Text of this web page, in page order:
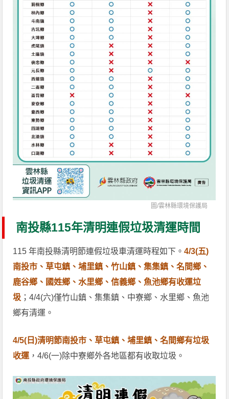
圖/雲林縣環境保護局
南投縣115年清明連假垃圾清運時間
115 年南投縣清明節連假垃圾車清運時程如下。4/3(五)
南投市、草屯鎮、埔里鎮、竹山鎮、集集鎮、名間鄉、
鹿谷鄉、國姓鄉、水里鄉、信義鄉、魚池鄉有收運垃
圾 ；4/4(六)僅竹山鎮、集集鎮、中寮鄉、水里鄉、魚池
鄉有清運。
4/5(日)清明節南投市、草屯鎮、埔里鎮、名間鄉有垃圾
收運 ，4/6(一)除中寮鄉外各地區都有收取垃圾。